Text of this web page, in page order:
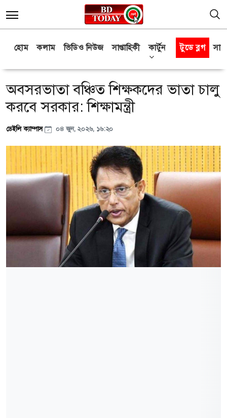
হোম কলাম ভিডিও নিউজ সাপ্তাহিকী কার্টুন টুডে ব্লগ
অবসরভাতা বঞ্চিত শিক্ষকদের ভাতা চালু
করবে সরকার: শিক্ষামন্ত্রী
ডেইলি ক্যাম্পাস ০৪ জুন, ২০২৬, ১৬:২০